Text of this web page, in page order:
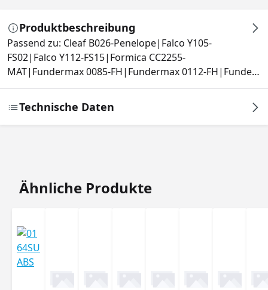
Produktbeschreibung
Passend zu: Cleaf B026-Penelope|Falco Y105-
FS02|Falco Y112-FS15|Formica CC2255-
MAT|Fundermax 0085-FH|Fundermax 0112-FH|Funde…
Technische Daten
Produktgalerie überspringen
Ähnliche Produkte